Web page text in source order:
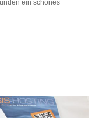
ein schönes